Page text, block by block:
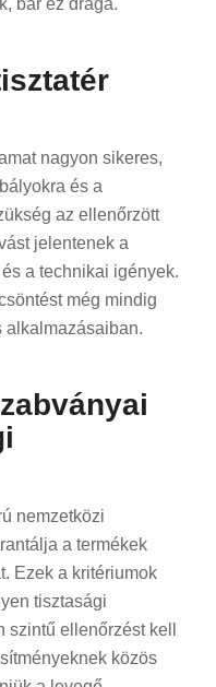
nagyon sikeres,
és a
az ellenőrzött
jelentenek a
a technikai igények.
még mindig
alkalmazásaiban.
nemzetközi
a termékek
Ezek a kritériumok
tisztasági
ellenőrzést kell
közös